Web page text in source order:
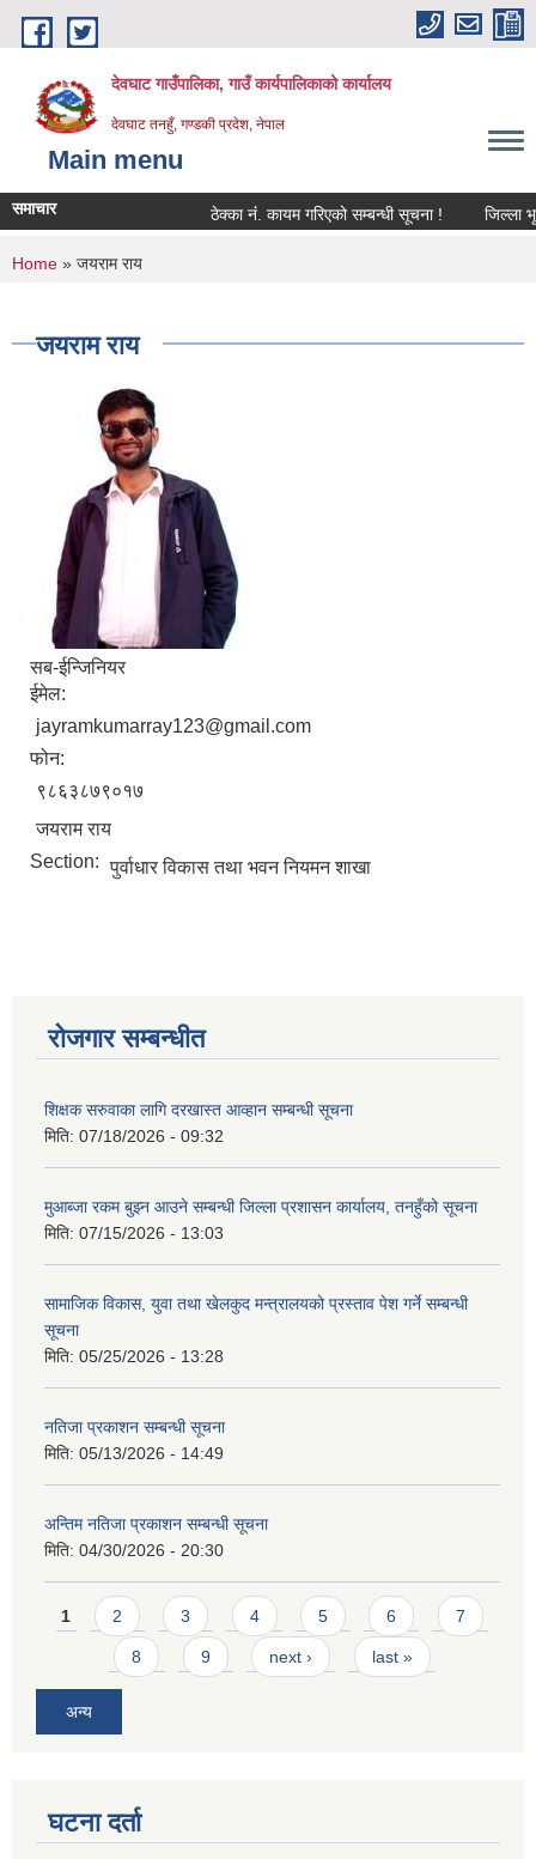
Skip to main content
देवघाट गाउँपालिका, गाउँ कार्यपालिकाको कार्यालय
देवघाट तनहुँ, गण्डकी प्रदेश, नेपाल
Main menu
समाचार ठेक्का नंं. कायम गरिएको सम्बन्धी सूचना ! जिल्ला
You are here
Home » जयराम राय
जयराम राय
सब-ईन्जिनियर
ईमेल:
jayramkumarray123@gmail.com
फोन:
९८६३८७९०१७
जयराम राय
Section: पुर्वाधार विकास तथा भवन नियमन शाखा
रोजगार सम्बन्धीत
शिक्षक सरुवाका लागि दरखास्त आव्हान सम्बन्धी सूचना
मिति: 07/18/2026 - 09:32
मुआब्जा रकम बुझ्न आउने सम्बन्धी जिल्ला प्रशासन कार्यालय, तनहुँको सूचना
मिति: 07/15/2026 - 13:03
सामाजिक विकास, युवा तथा खेलकुद मन्त्रालयको प्रस्ताव पेश गर्ने सम्बन्धी
सूचना
मिति: 05/25/2026 - 13:28
नतिजा प्रकाशन सम्बन्धी सूचना
मिति: 05/13/2026 - 14:49
अन्तिम नतिजा प्रकाशन सम्बन्धी सूचना
मिति: 04/30/2026 - 20:30
Pages
1 2 3 4 5 6 7
8 9 next › last »
अन्य
घटना दर्ता